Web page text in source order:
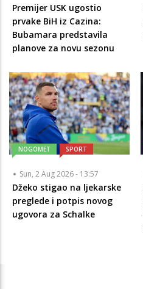
Premijer USK ugostio
prvake BiH iz Cazina:
Bubamara predstavila
planove za novu sezonu
NOGOMET SPORT
Sun, 2 Aug 2026 - 13:57
Džeko stigao na ljekarske
preglede i potpis novog
ugovora za Schalke